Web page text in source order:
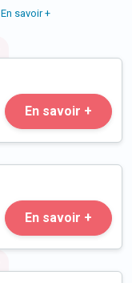
En savoir +
En savoir +
En savoir +